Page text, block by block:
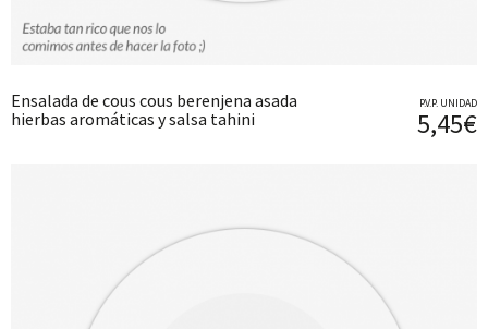
Ensalada de cous cous berenjena asada
hierbas aromáticas y salsa tahini
P.V.P. UNIDAD
5,45€